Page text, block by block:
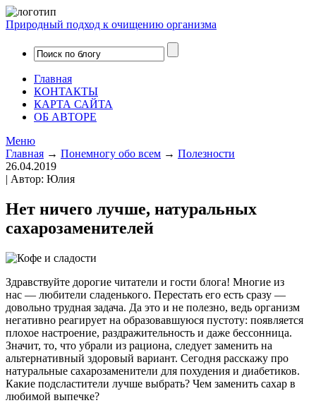
Природный подход к очищению организма
Главная
КОНТАКТЫ
КАРТА САЙТА
ОБ АВТОРЕ
Меню
Главная → Понемногу обо всем → Полезности
26.04.2019
| Автор: Юлия
Нет ничего лучше, натуральных
сахарозаменителей
Здравствуйте дорогие читатели и гости блога! Многие из
нас — любители сладенького. Перестать его есть сразу —
довольно трудная задача. Да это и не полезно, ведь организм
негативно реагирует на образовавшуюся пустоту: появляется
плохое настроение, раздражительность и даже бессонница.
Значит, то, что убрали из рациона, следует заменить на
альтернативный здоровый вариант. Сегодня расскажу про
натуральные сахарозаменители для похудения и диабетиков.
Какие подсластители лучше выбрать? Чем заменить сахар в
любимой выпечке?